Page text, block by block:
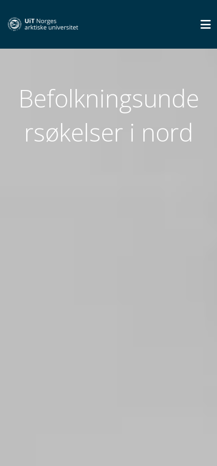
Befolkningsunde
rsøkelser i nord